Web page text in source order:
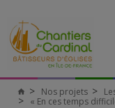
Nos projets
« En ces temps